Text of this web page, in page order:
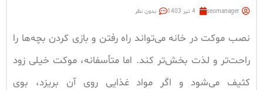
seomanager 4 تیر 1403 بدون نظر
نصب موکت در خانه می‌تواند راه رفتن و بازی کردن بچه‌ها را
راحت‌تر و لذت بخش‌تر کند. اما متأسفانه، موکت خیلی زود
کثیف می‌شود و اگر مواد غذایی روی آن بریزد، بوی